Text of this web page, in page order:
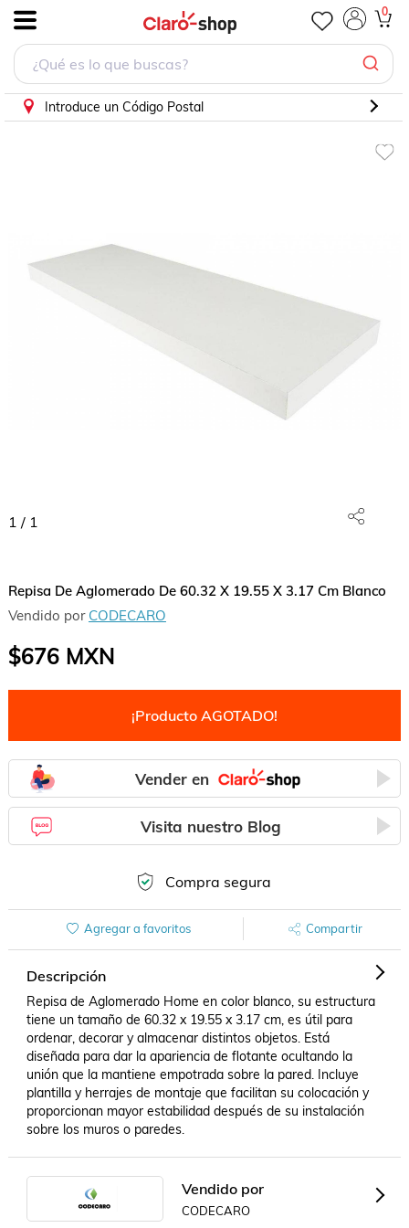
0
Introduce un Código Postal
1 / 1
Repisa De Aglomerado De 60.32 X 19.55 X 3.17 Cm Blanco
Vendido por CODECARO
$676MXN
¡Producto AGOTADO!
Vender en
Visita nuestro Blog
Compra segura
Agregar a favoritos Compartir
Descripción
Repisa de Aglomerado Home en color blanco, su estructura
tiene un tamaño de 60.32 x 19.55 x 3.17 cm, es útil para
ordenar, decorar y almacenar distintos objetos. Está
diseñada para dar la apariencia de flotante ocultando la
unión que la mantiene empotrada sobre la pared. Incluye
plantilla y herrajes de montaje que facilitan su colocación y
proporcionan mayor estabilidad después de su instalación
sobre los muros o paredes.
Vendido por
CODECARO